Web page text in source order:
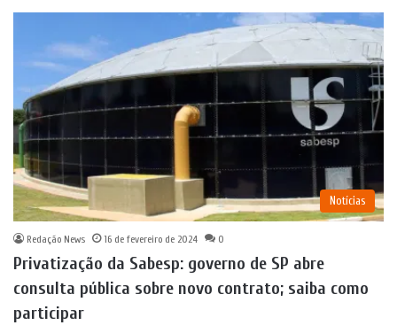
Notícias
Redação News 16 de fevereiro de 2024 0
Privatização da Sabesp: governo de SP abre
consulta pública sobre novo contrato; saiba como
participar